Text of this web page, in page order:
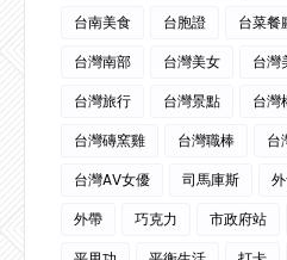
台南美食
台胞證 台菜餐
台灣南部
台灣美女 台灣
台灣旅行
台灣景點 台灣
台灣磚窯雞
台灣職棒 台
台灣AV女優
司馬庫斯
外帶
巧克力 市政府站